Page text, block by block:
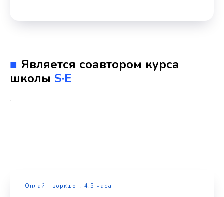
■ Является соавтором курса
школы S·E
Онлайн-воркшоп, 4,5 часа